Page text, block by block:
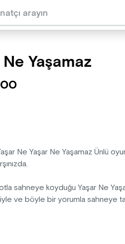
Yaşamaz
Ne Yaşar Ne Yaşamaz Ünlü
sahneye koyduğu Yaşar Ne
ve böyle bir yorumla sahneye
olmaya hazırsanız bu